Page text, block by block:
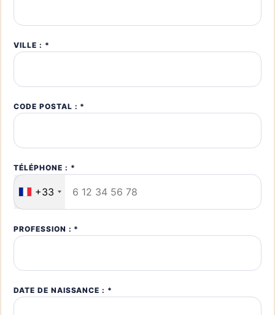
VILLE : *
CODE POSTAL : *
TÉLÉPHONE : *
+33
PROFESSION : *
DATE DE NAISSANCE : *